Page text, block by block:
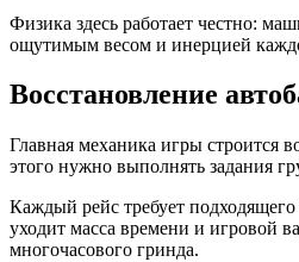
Физика здесь работает честно:
ощутимым весом и инерцией
Восстановление
Главная механика игры строится
этого нужно выполнять задания
Каждый рейс требует
уходит масса времени и игровой
многочасового гринда.